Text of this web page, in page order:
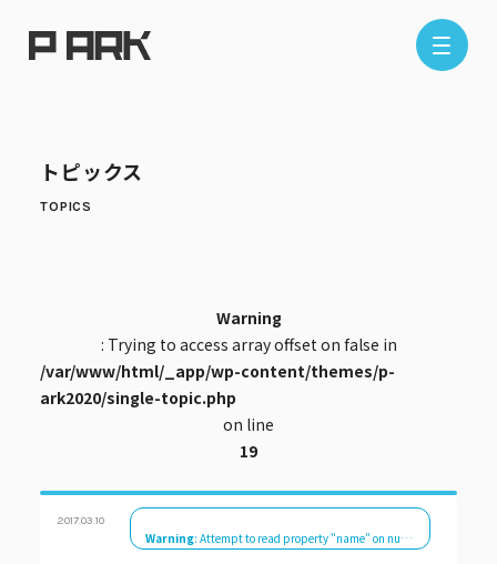
店舗情報
エリアから探す
現在地から探す
ピーアークで楽しむ
トピックス
Warning
: Trying to access array offset on false in
/var/www/html/_app/wp-content/themes/p-
ark2020/single-topic.php
on line
19
2017.03.10
Warning: Attempt to read property "name" on null in /var/www/